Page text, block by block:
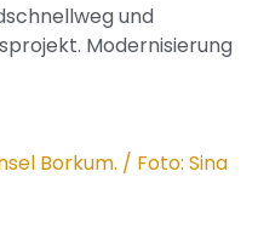
und
Modernisierung